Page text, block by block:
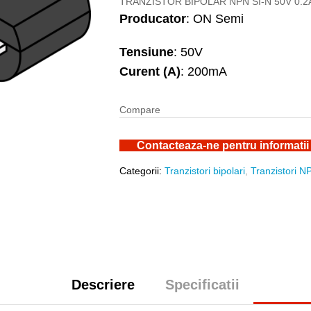
Producator: ON Semi
Tensiune: 50V
Curent (A): 200mA
Compare
Contacteaza-ne pentru informatii
Categorii:Tranzistori bipolari ,Tranzistori
Descriere Specificatii